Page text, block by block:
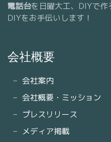
電話台を日曜大工、DIYで作
DIYをお手伝いします！
会社概要
会社案内
会社概要・ミッション
プレスリリース
メディア掲載